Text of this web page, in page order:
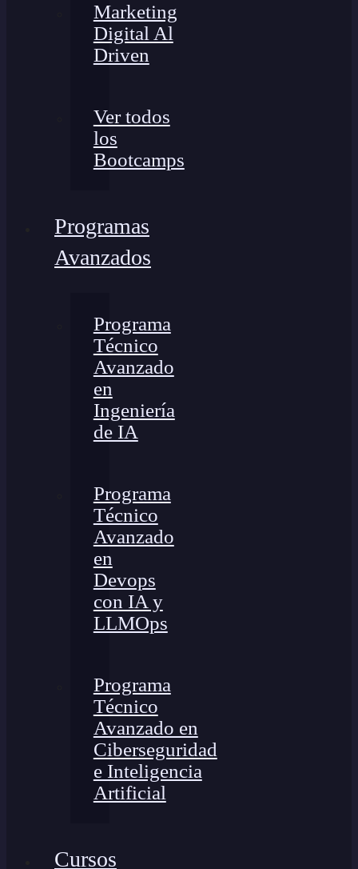
Marketing
Digital Al
Driven
Ver todos
los
Bootcamps
Programas
Avanzados
Programa
Técnico
Avanzado
en
Ingeniería
de IA
Programa
Técnico
Avanzado
en
Devops
con IA y
LLMOps
Programa
Técnico
Avanzado en
Ciberseguridad
e Inteligencia
Artificial
Cursos